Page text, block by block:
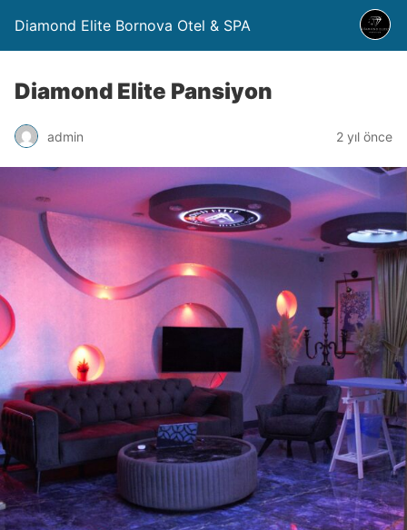
Diamond Elite Bornova Otel & SPA
Diamond Elite Pansiyon
admin 2 yıl önce